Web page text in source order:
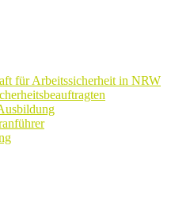
für Arbeitssicherheit in NRW